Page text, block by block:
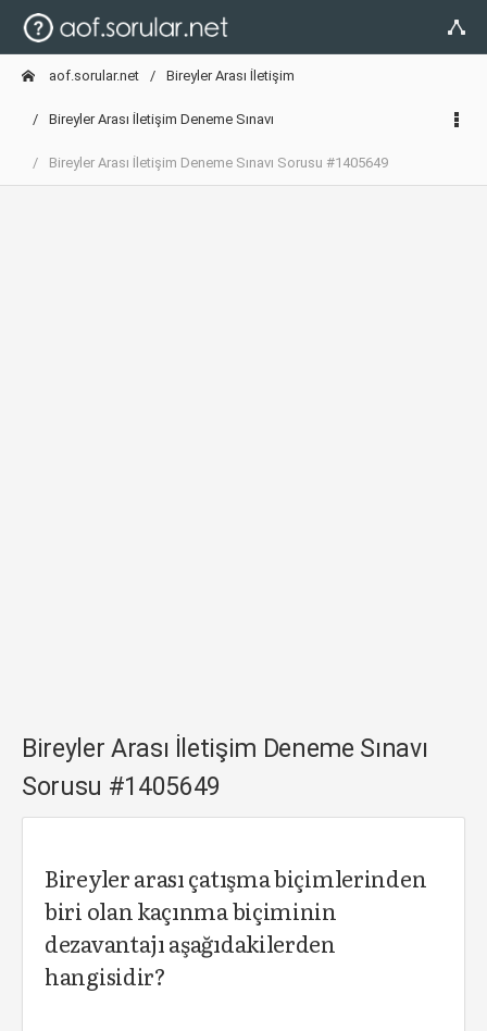
aof.sorular.net Bireyler Arası İletişim
Bireyler Arası İletişim Deneme Sınavı
Bireyler Arası İletişim Deneme Sınavı Sorusu #1405649
Bireyler Arası İletişim Deneme Sınavı
Sorusu #1405649
Bireyler arası çatışma biçimlerinden
biri olan kaçınma biçiminin
dezavantajı aşağıdakilerden
hangisidir?